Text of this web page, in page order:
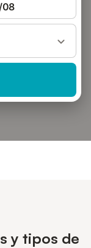
08
y tipos de